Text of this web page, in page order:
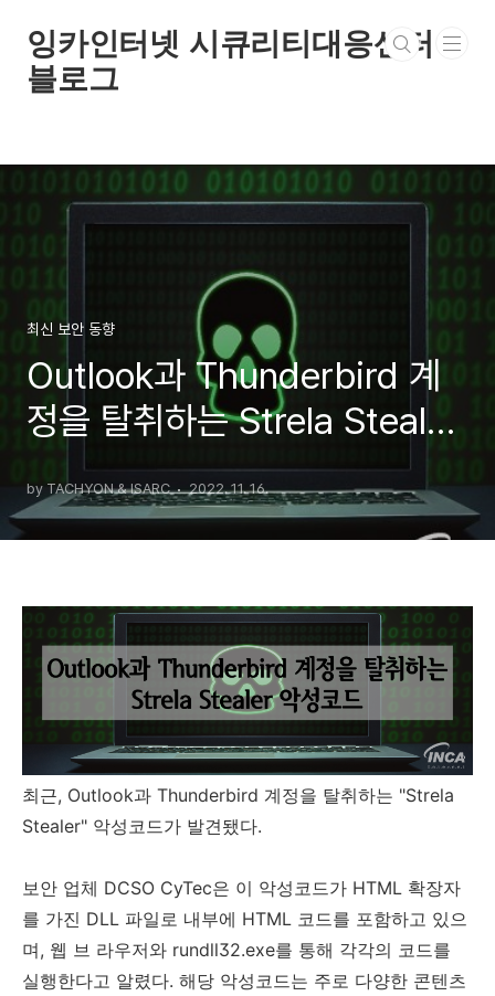
잉카인터넷 시큐리티대응센터
블로그
최신 보안 동향
Outlook과 Thunderbird 계
정을 탈취하는 Strela Stealer
악성코드
by TACHYON & ISARC 2022. 11. 16.
최근, Outlook과 Thunderbird 계정을 탈취하는 "Strela
Stealer" 악성코드가 발견됐다.
보안 업체 DCSO CyTec은 이 악성코드가 HTML 확장자
를 가진 DLL 파일로 내부에 HTML 코드를 포함하고 있으
며, 웹 브 라우저와 rundll32.exe를 통해 각각의 코드를
실행한다고 알렸다. 해당 악성코드는 주로 다양한 콘텐츠